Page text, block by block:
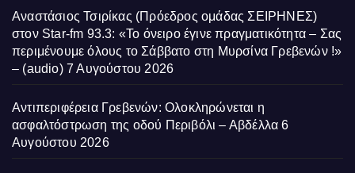
Αναστάσιος Τσιρίκας (Πρόεδρος ομάδας ΣΕΙΡΗΝΕΣ)
στον Star-fm 93.3: «Το όνειρο έγινε πραγματικότητα – Σας
περιμένουμε όλους το Σάββατο στη Μυρσίνα Γρεβενών !»
– (audio) 7 Αυγούστου 2026
Αντιπεριφέρεια Γρεβενών: Ολοκληρώνεται η
ασφαλτόστρωση της οδού Περιβόλι – Αβδέλλα 6
Αυγούστου 2026